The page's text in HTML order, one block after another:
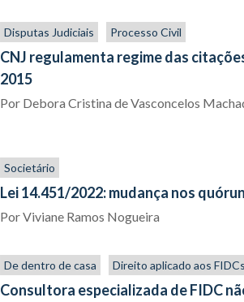
Disputas Judiciais Processo Civil
CNJ regulamenta regime das
2015
Por Debora Cristina de Vasconcelos
Societário
Lei 14.451/2022: mudança nos
PorViviane Ramos Nogueira
De dentro de casa Direito aplicado aos FIDCs
Consultora especializada de FIDC